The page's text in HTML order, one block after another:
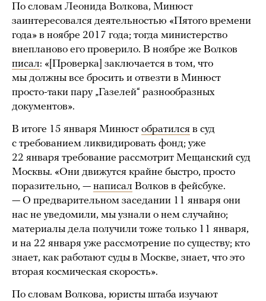
По словам Леонида Волкова, Минюст
заинтересовался деятельностью «Пятого времени
года» в ноябре 2017 года; тогда министерство
внепланово его проверило. В ноябре же Волков
писал: «[Проверка] заключается в том, что
мы должны все бросить и отвезти в Минюст
просто-таки пару „Газелей“ разнообразных
документов».
В итоге 15 января Минюст обратился в суд
с требованием ликвидировать фонд; уже
22 января требование рассмотрит Мещанский суд
Москвы. «Они движутся крайне быстро, просто
поразительно, — написал Волков в фейсбуке.
— О предварительном заседании 11 января они
нас не уведомили, мы узнали о нем случайно;
материалы дела получили тоже только 11 января,
и на 22 января уже рассмотрение по существу; кто
знает, как работают суды в Москве, знает, что это
вторая космическая скорость».
По словам Волкова, юристы штаба изучают